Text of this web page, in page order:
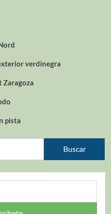
verdinegra
Zaragoza
pista